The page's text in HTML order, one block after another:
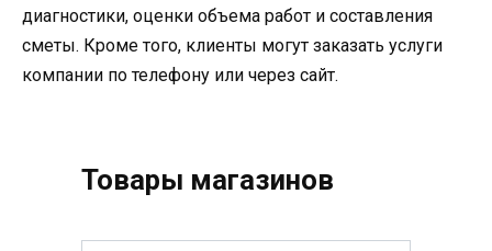
диагностики, оценки объема работ и составления
сметы. Кроме того, клиенты могут заказать услуги
компании по телефону или через сайт.
Товары магазинов